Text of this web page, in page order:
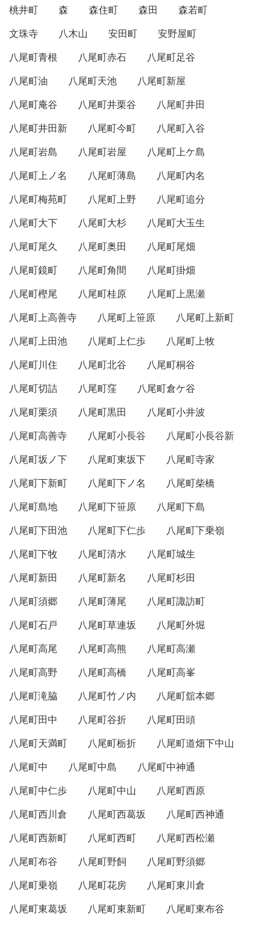
桃井町 森 森住町 森田
森若町
文珠寺
八木山 安田町
安野屋町
八尾町青根
八尾町赤石
八尾町足谷
八尾町油
八尾町天池
八尾町新屋
八尾町庵谷
八尾町井栗谷
八尾町井田
八尾町井田新
八尾町今町
八尾町入谷
八尾町岩島
八尾町岩屋
八尾町上ケ島
八尾町上ノ名
八尾町薄島
八尾町内名
八尾町梅苑町
八尾町上野
八尾町追分
八尾町大下
八尾町大杉
八尾町大玉生
八尾町尾久
八尾町奥田
八尾町尾畑
八尾町鏡町
八尾町角間
八尾町掛畑
八尾町樫尾
八尾町桂原
八尾町上黒瀬
八尾町上高善寺
八尾町上笹原
八尾町上新町
八尾町上田池
八尾町上仁歩
八尾町上牧
八尾町川住
八尾町北谷
八尾町桐谷
八尾町切詰
八尾町窪
八尾町倉ケ谷
八尾町栗須
八尾町黒田
八尾町小井波
八尾町高善寺
八尾町小長谷
八尾町小長谷新
八尾町坂ノ下
八尾町東坂下
八尾町寺家
八尾町下新町
八尾町下ノ名
八尾町柴橋
八尾町島地
八尾町下笹原
八尾町下島
八尾町下田池
八尾町下仁歩
八尾町下乗嶺
八尾町下牧
八尾町清水
八尾町城生
八尾町新田
八尾町新名
八尾町杉田
八尾町須郷
八尾町薄尾
八尾町諏訪町
八尾町石戸
八尾町草連坂
八尾町外堀
八尾町高尾
八尾町高熊
八尾町高瀬
八尾町高野
八尾町高橋
八尾町高峯
八尾町滝脇
八尾町竹ノ内
八尾町舘本郷
八尾町田中
八尾町谷折
八尾町田頭
八尾町天満町
八尾町栃折
八尾町道畑下中山
八尾町中
八尾町中島
八尾町中神通
八尾町中仁歩
八尾町中山
八尾町西原
八尾町西川倉
八尾町西葛坂
八尾町西神通
八尾町西新町
八尾町西町
八尾町西松瀬
八尾町布谷
八尾町野飼
八尾町野須郷
八尾町乗嶺
八尾町花房
八尾町東川倉
八尾町東葛坂
八尾町東新町
八尾町東布谷